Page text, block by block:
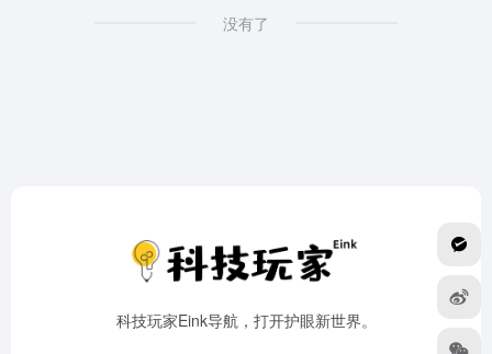
没有了
科技玩家Eink导航，打开护眼新世界。